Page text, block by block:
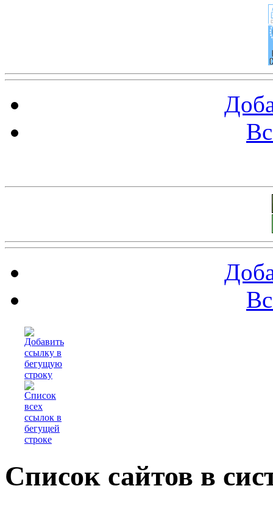
Список сайтов в